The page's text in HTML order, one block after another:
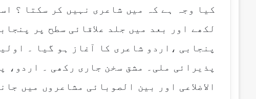
کیا وجہ ہے کہ میں شاعری نہیں کر سکتا ؟
لکھے اور بعد میں جلد علاقائی سطح پر
پنجابی ،اردو شاعری کا آغاز ہو گیا ۔
پذیرائی ملی۔ مشق سخن جاری رکھی ۔ اردو،
الاضلاعی اور بین الصوبائی مشاعروں میں